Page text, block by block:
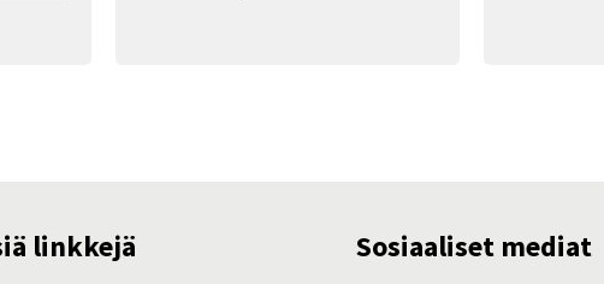
linkkejä Sosiaaliset mediat